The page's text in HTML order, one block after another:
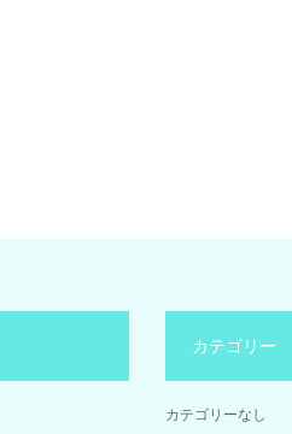
カテゴリー
カテゴリーなし